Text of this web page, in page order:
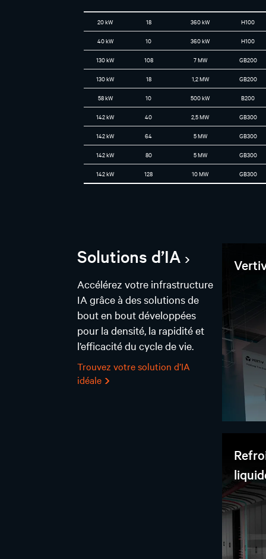
20 kW 18 360 kW H100
40 kW 10 360 kW H100
130 kW 108 7 MW GB200
130 kW 18 1,2 MW GB200
58 kW 10 500 kW B200
142 kW 40 2,5 MW GB300
142 kW 64 5 MW GB300
142 kW 80 5 MW GB300
142 kW 128 10 MW GB300
Solutions d’IA
Accélérez votre infrastructure
IA grâce à des solutions de
bout en bout développées
pour la densité, la rapidité et
l’efficacité du cycle de vie.
Trouvez votre solution d’IA
idéale